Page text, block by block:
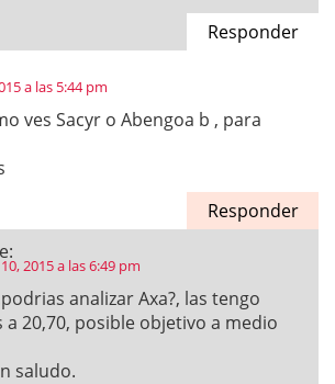
Responder
a las 5:44 pm
ves Sacyr o Abengoa b , para
Responder
2015 a las 6:49 pm
analizar Axa?, las tengo
a 20,70, posible objetivo a medio
saludo.